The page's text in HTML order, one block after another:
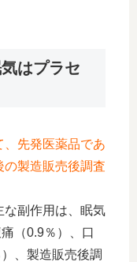
はプラセ
、先発医薬品であ
の製造販売後調査
な副作用は、眠気
（0.9％）、口
、製造販売後調